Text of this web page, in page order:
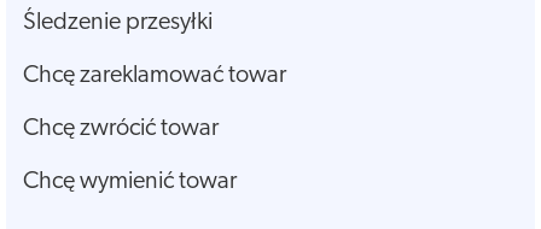
Śledzenie przesyłki
Chcę zareklamować towar
Chcę zwrócić towar
Chcę wymienić towar